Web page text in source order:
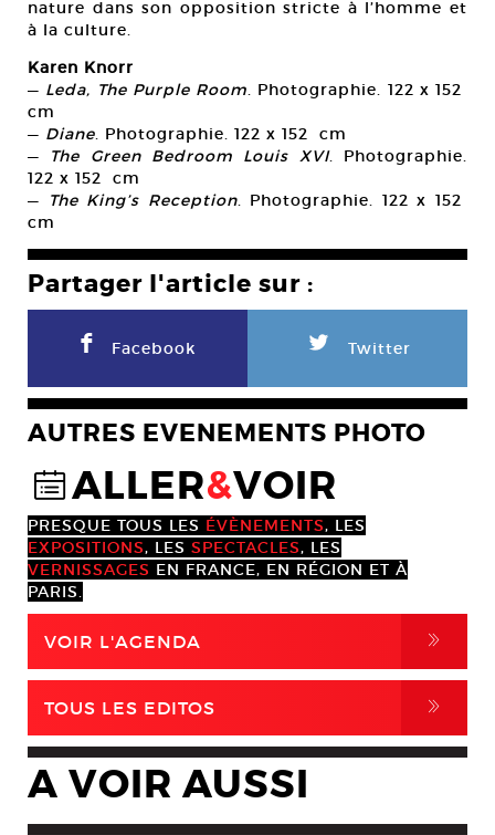
nature dans son opposition stricte à l’homme et
à la culture.
Karen Knorr
— Leda, The Purple Room. Photographie. 122 x 152
cm
— Diane. Photographie. 122 x 152 cm
— The Green Bedroom Louis XVI. Photographie.
122 x 152 cm
—
The King’s Reception. Photographie. 122 x 152
cm
Partager l'article sur :
F Facebook L Twitter
AUTRES EVENEMENTS PHOTO
@ALLER&VOIR
PRESQUE TOUS LES ÉVÈNEMENTS, LES
EXPOSITIONS, LES SPECTACLES, LES
VERNISSAGES EN FRANCE, EN RÉGION ET À
PARIS.
VOIR L'AGENDA ,
TOUS LES EDITOS ,
A VOIR AUSSI